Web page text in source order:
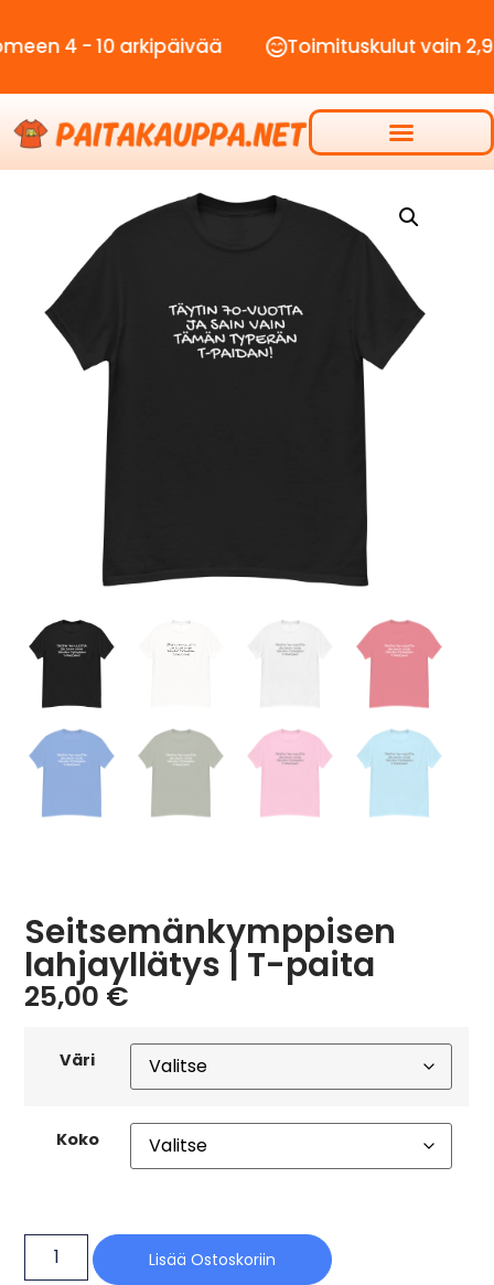
- 10 arkipäivää Toimituskulut vain 2,90€
Seitsemänkymppisen
lahjayllätys | T-paita
25,00 €
Väri
Koko
Lisää Ostoskoriin